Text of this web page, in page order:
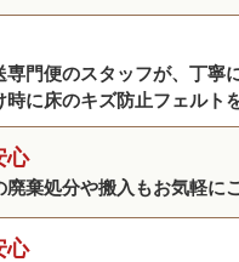
門便のスタッフが、丁寧
に床のキズ防止フェルト
心
棄処分や搬入もお気軽に
心